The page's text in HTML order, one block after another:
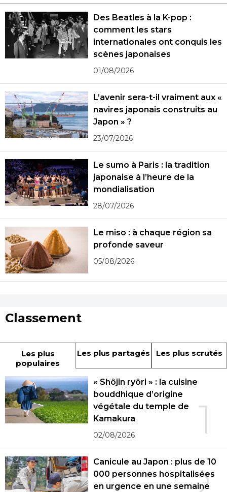
Des Beatles à la K-pop :
comment les stars
internationales ont conquis les
scènes japonaises
01/08/2026
L’avenir sera-t-il vraiment aux «
navires japonais construits au
Japon » ?
23/07/2026
Le sumo à Paris : la tradition
japonaise à l’heure de la
mondialisation
28/07/2026
Le miso : à chaque région sa
profonde saveur
05/08/2026
Classement
Les plus
populaires
Les plus partagés Les plus scrutés
1
« Shôjin ryôri » : la cuisine
bouddhique d’origine
végétale du temple de
Kamakura
02/08/2026
Canicule au Japon : plus de 10
000 personnes hospitalisées
en urgence en une semaine